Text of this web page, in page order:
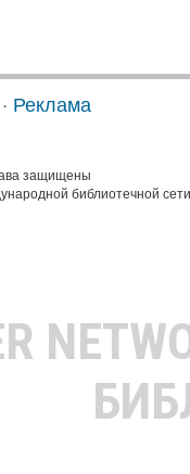
· Реклама
защищены
библиотечной